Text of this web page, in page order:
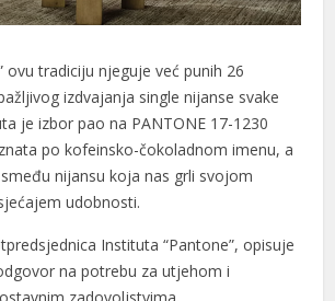
ovu tradiciju njeguje već punih 26
izdvajanja single nijanse svake
je izbor pao na PANTONE 17-1230
po kofeinsko-čokoladnom imenu, a
nijansu koja nas grli svojom
udobnosti.
Instituta “Pantone”, opisuje
na potrebu za utjehom i